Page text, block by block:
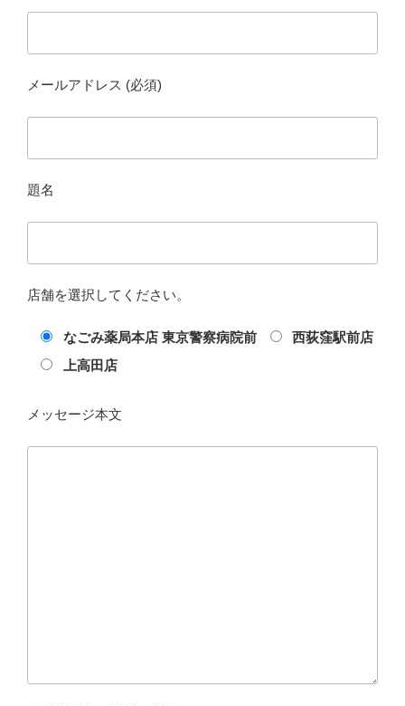
メールアドレス (必須)
題名
店舗を選択してください。
なごみ薬局本店 東京警察病院前
西荻窪駅前店
上高田店
メッセージ本文